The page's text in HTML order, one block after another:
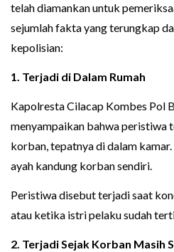
telah diamankan untuk
sejumlah fakta yang terungkap
kepolisian:
1. Terjadi di Dalam Rumah
Kapolresta Cilacap Kombes Pol
menyampaikan bahwa peristiwa
korban, tepatnya di dalam
ayah kandung korban sendiri.
Peristiwa disebut terjadi saat
atau ketika istri pelaku sudah
2. Terjadi Sejak Korban Masih